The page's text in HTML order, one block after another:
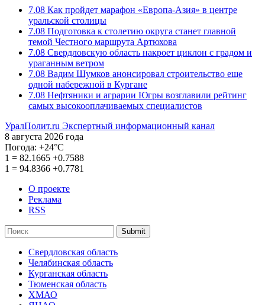
7.08 Как пройдет марафон «Европа-Азия» в центре
уральской столицы
7.08 Подготовка к столетию округа станет главной
темой Честного маршрута Артюхова
7.08 Свердловскую область накроет циклон с градом и
ураганным ветром
7.08 Вадим Шумков анонсировал строительство еще
одной набережной в Кургане
7.08 Нефтяники и аграрии Югры возглавили рейтинг
самых высокооплачиваемых специалистов
УралПолит.ru Экспертный информационный канал
8 августа 2026 года
Погода: +24°С
1 = 82.1665 +0.7588
1 = 94.8366 +0.7781
О проекте
Реклама
RSS
Submit
Свердловская область
Челябинская область
Курганская область
Тюменская область
ХМАО